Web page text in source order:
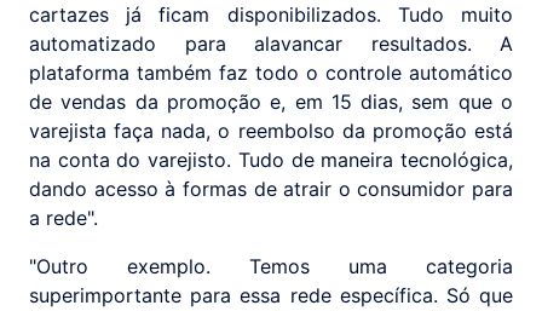
cartazes já ficam disponibilizados. Tudo muito
automatizado para alavancar resultados. A
plataforma também faz todo o controle automático
de vendas da promoção e, em 15 dias, sem que o
varejista faça nada, o reembolso da promoção está
na conta do varejisto. Tudo de maneira tecnológica,
dando acesso à formas de atrair o consumidor para
a rede".
"Outro exemplo. Temos uma categoria
superimportante para essa rede específica. Só que